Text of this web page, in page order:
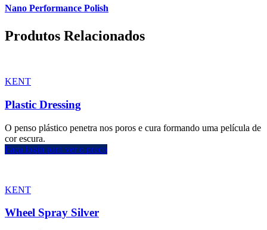
Nano Performance Polish
Produtos Relacionados
KENT
Plastic Dressing
O penso plástico penetra nos poros e cura formando uma película de
cor escura.
Faça login para ver o preço
KENT
Wheel Spray Silver